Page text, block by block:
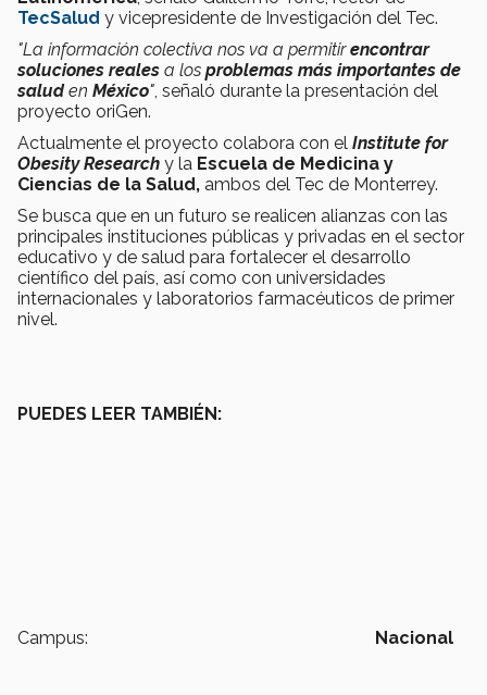
TecSalud y vicepresidente de Investigación del Tec.
"La información colectiva nos va a permitirencontrar
soluciones reales a los problemas más importantes de
saluden México", señaló durante la presentación del
proyecto oriGen.
Actualmente el proyecto colabora con el Institute for
Obesity Research y la Escuela de Medicina y
Ciencias de la Salud, ambos del Tec de Monterrey.
Se busca que en un futuro se realicen alianzas con las
principales instituciones públicas y privadas en el sector
educativo y de salud para fortalecer el desarrollo
científico del país, así como con universidades
internacionales y laboratorios farmacéuticos de primer
nivel.
PUEDES LEER TAMBIÉN:
Campus: Nacional